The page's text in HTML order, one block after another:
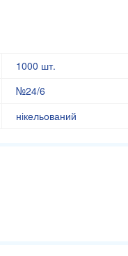
1000 шт.
№24/6
нікельований